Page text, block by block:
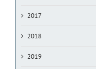
2017
2018
2019